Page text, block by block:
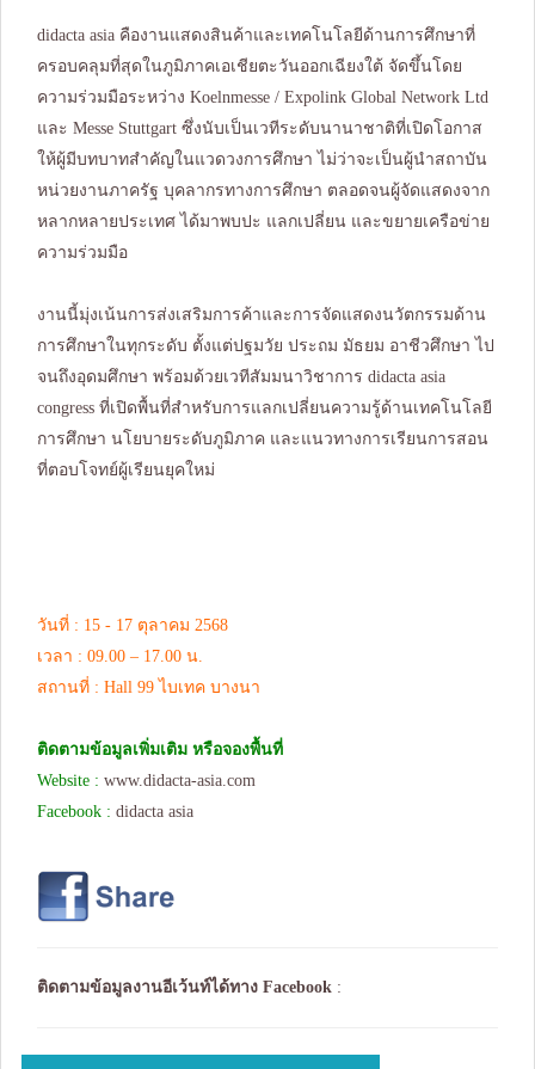
didacta asia คืองานแสดงสินค้าและเทคโนโลยีด้านการศึกษาที่
ครอบคลุมที่สุดในภูมิภาคเอเชียตะวันออกเฉียงใต้ จัดขึ้นโดย
ความร่วมมือระหว่าง Koelnmesse / Expolink Global Network Ltd
และ Messe Stuttgart ซึ่งนับเป็นเวทีระดับนานาชาติที่เปิดโอกาส
ให้ผู้มีบทบาทสำคัญในแวดวงการศึกษา ไม่ว่าจะเป็นผู้นำสถาบัน
หน่วยงานภาครัฐ บุคลากรทางการศึกษา ตลอดจนผู้จัดแสดงจาก
หลากหลายประเทศ ได้มาพบปะ แลกเปลี่ยน และขยายเครือข่าย
ความร่วมมือ
งานนี้มุ่งเน้นการส่งเสริมการค้าและการจัดแสดงนวัตกรรมด้าน
การศึกษาในทุกระดับ ตั้งแต่ปฐมวัย ประถม มัธยม อาชีวศึกษา ไป
จนถึงอุดมศึกษา พร้อมด้วยเวทีสัมมนาวิชาการ didacta asia
congress ที่เปิดพื้นที่สำหรับการแลกเปลี่ยนความรู้ด้านเทคโนโลยี
การศึกษา นโยบายระดับภูมิภาค และแนวทางการเรียนการสอน
ที่ตอบโจทย์ผู้เรียนยุคใหม่
วันที่ : 15 - 17 ตุลาคม 2568
เวลา : 09.00 – 17.00 น.
สถานที่ : Hall 99 ไบเทค บางนา
ติดตามข้อมูลเพิ่มเติม หรือจองพื้นที่
Website : www.didacta-asia.com
Facebook : didacta asia
ติดตามข้อมูลงานอีเว้นท์ได้ทาง Facebook :